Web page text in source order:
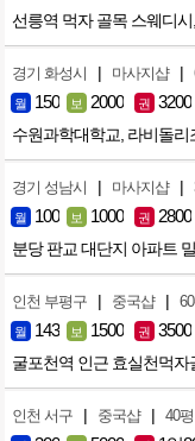
선릉역 먹자 골목 스웨디
경기 화성시 | 마사지샵 |
월 150 보 2000 권 3200
수원과학대학교, 라비돌
경기 성남시 | 마사지샵 |
월 100 보 1000 권 2800
분당 판교 대단지 아파트
인천 부평구 | 중국샵 |
월 143 보 1500 권 3500
굴포천역 인근 효실천먹자
인천 서구 | 중국샵 | 40평